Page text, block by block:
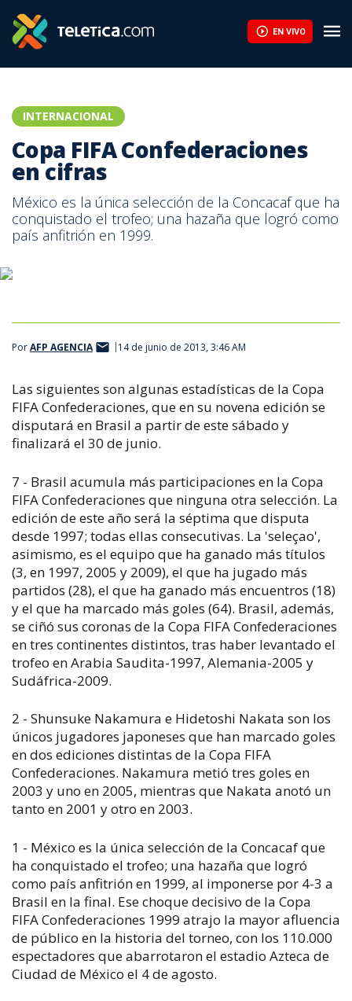
EN VIVO
INTERNACIONAL
Copa FIFA Confederaciones
en cifras
México es la única selección de la Concacaf que ha
conquistado el trofeo; una hazaña que logró como
país anfitrión en 1999.
PorAFP AGENCIA 14 de junio de 2013, 3:46 AM
Las siguientes son algunas estadísticas de la Copa
FIFA Confederaciones, que en su novena edición se
disputará en Brasil a partir de este sábado y
finalizará el 30 de junio.
7 - Brasil acumula más participaciones en la Copa
FIFA Confederaciones que ninguna otra selección. La
edición de este año será la séptima que disputa
desde 1997; todas ellas consecutivas. La 'seleçao',
asimismo, es el equipo que ha ganado más títulos
(3, en 1997, 2005 y 2009), el que ha jugado más
partidos (28), el que ha ganado más encuentros (18)
y el que ha marcado más goles (64). Brasil, además,
se ciñó sus coronas de la Copa FIFA Confederaciones
en tres continentes distintos, tras haber levantado el
trofeo en Arabia Saudita-1997, Alemania-2005 y
Sudáfrica-2009.
2 - Shunsuke Nakamura e Hidetoshi Nakata son los
únicos jugadores japoneses que han marcado goles
en dos ediciones distintas de la Copa FIFA
Confederaciones. Nakamura metió tres goles en
2003 y uno en 2005, mientras que Nakata anotó un
tanto en 2001 y otro en 2003.
1 - México es la única selección de la Concacaf que
ha conquistado el trofeo; una hazaña que logró
como país anfitrión en 1999, al imponerse por 4-3 a
Brasil en la final. Ese choque decisivo de la Copa
FIFA Confederaciones 1999 atrajo la mayor afluencia
de público en la historia del torneo, con los 110.000
espectadores que abarrotaron el estadio Azteca de
Ciudad de México el 4 de agosto.